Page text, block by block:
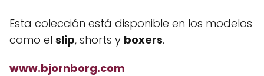
Esta colección está disponible en los modelos
como el slip, shorts y boxers.
www.bjornborg.com